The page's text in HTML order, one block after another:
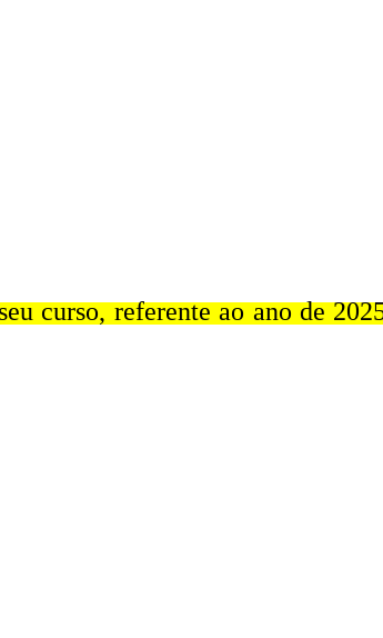
curso, referente ao ano de